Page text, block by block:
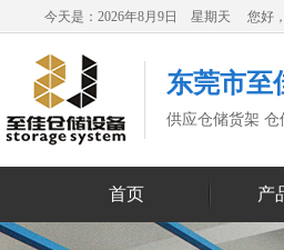
今天是：2026年8月9日 星期天 您好
东莞市至
供应仓储货架
首页 产